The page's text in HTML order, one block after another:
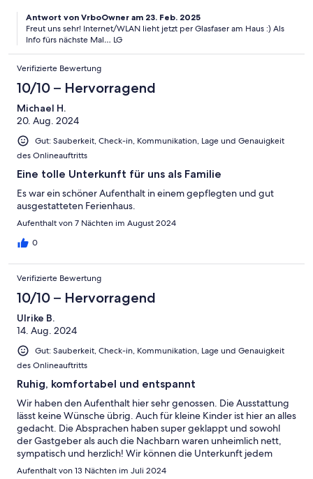
Antwort von VrboOwner am 23. Feb. 2025
Freut uns sehr! Internet/WLAN lieht jetzt per Glasfaser am Haus :) Als
Info fürs nächste Mal… LG
Verifizierte Bewertung
10/10 – Hervorragend
Michael H.
20. Aug. 2024
Gut: Sauberkeit, Check-in, Kommunikation, Lage und Genauigkeit
des Onlineauftritts
Eine tolle Unterkunft für uns als Familie
Es war ein schöner Aufenthalt in einem gepflegten und gut
ausgestatteten Ferienhaus.
Aufenthalt von 7 Nächten im August 2024
0
Verifizierte Bewertung
10/10 – Hervorragend
Ulrike B.
14. Aug. 2024
Gut: Sauberkeit, Check-in, Kommunikation, Lage und Genauigkeit
des Onlineauftritts
Ruhig, komfortabel und entspannt
Wir haben den Aufenthalt hier sehr genossen. Die Ausstattung
lässt keine Wünsche übrig. Auch für kleine Kinder ist hier an alles
gedacht. Die Absprachen haben super geklappt und sowohl
der Gastgeber als auch die Nachbarn waren unheimlich nett,
sympatisch und herzlich! Wir können die Unterkunft jedem
empfehlen, der einen ruhigen und entspannten Urlaub inkl.
Aufenthalt von 13 Nächten im Juli 2024